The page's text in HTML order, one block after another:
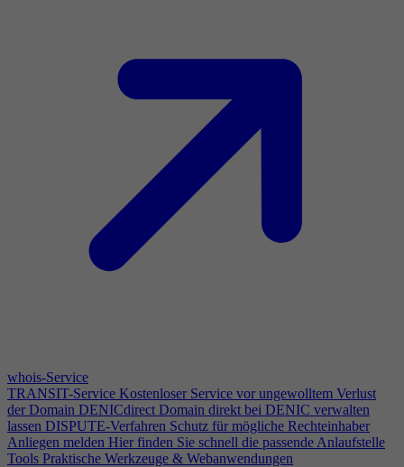
whois-Service
TRANSIT-Service Kostenloser Service vor ungewolltem Verlust
der Domain DENICdirect Domain direkt bei DENIC verwalten
lassen DISPUTE-Verfahren Schutz für mögliche Rechteinhaber
Anliegen melden Hier finden Sie schnell die passende Anlaufstelle
Tools Praktische Werkzeuge & Webanwendungen